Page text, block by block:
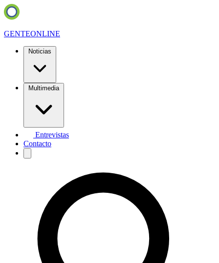
GENTEONLINE
Noticias
Multimedia
Entrevistas
Contacto